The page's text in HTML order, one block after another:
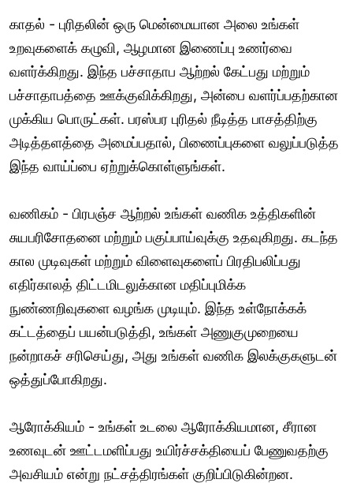
காதல் - புரிதலின் ஒரு மென்மையான அலை உங்கள்
உறவுகளைக் கழுவி, ஆழமான இணைப்பு உணர்வை
வளர்க்கிறது. இந்த பச்சாதாப ஆற்றல் கேட்பது மற்றும்
பச்சாதாபத்தை ஊக்குவிக்கிறது, அன்பை வளர்ப்பதற்கான
முக்கிய பொருட்கள். பரஸ்பர புரிதல் நீடித்த பாசத்திற்கு
அடித்தளத்தை அமைப்பதால், பிணைப்புகளை வலுப்படுத்த
இந்த வாய்ப்பை ஏற்றுக்கொள்ளுங்கள்.
வணிகம் - பிரபஞ்ச ஆற்றல் உங்கள் வணிக உத்திகளின்
சுயபரிசோதனை மற்றும் பகுப்பாய்வுக்கு உதவுகிறது. கடந்த
கால முடிவுகள் மற்றும் விளைவுகளைப் பிரதிபலிப்பது
எதிர்காலத் திட்டமிடலுக்கான மதிப்புமிக்க
நுண்ணறிவுகளை வழங்க முடியும். இந்த உள்நோக்கக்
கட்டத்தைப் பயன்படுத்தி, உங்கள் அணுகுமுறையை
நன்றாகச் சரிசெய்து, அது உங்கள் வணிக இலக்குகளுடன்
ஒத்துப்போகிறது.
ஆரோக்கியம் - உங்கள் உடலை ஆரோக்கியமான, சீரான
உணவுடன் ஊட்டமளிப்பது உயிர்ச்சக்தியைப் பேணுவதற்கு
அவசியம் என்று நட்சத்திரங்கள் குறிப்பிடுகின்றன.